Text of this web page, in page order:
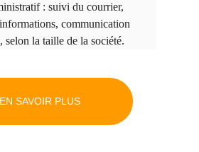
EN SAVOIR PLUS
: suivi du courrier,
communication
selon la taille de la société.